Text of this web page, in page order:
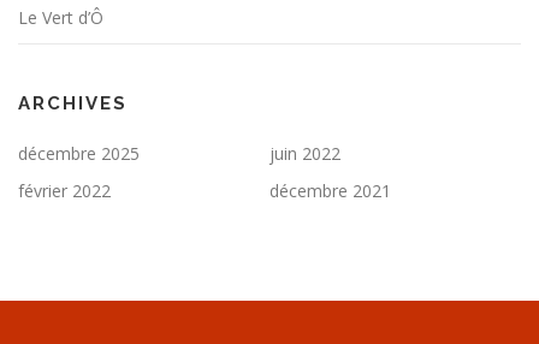
Le Vert d’Ô
ARCHIVES
décembre 2025
juin 2022
février 2022
décembre 2021